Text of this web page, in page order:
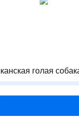
голая